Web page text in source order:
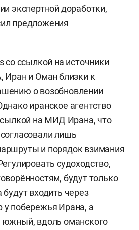
экспертной доработки,
предложения
со ссылкой на источники
Иран и Оман близки к
о возобновлении
иранское агентство
на МИД Ирана, что
лишь
и порядок взимания
судоходство,
будут только
входить через
у побережья Ирана, а
южный, вдоль оманского